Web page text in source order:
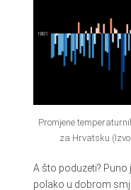
Promjene
za Hrvatsku
A što poduzeti?
polako u dobrom